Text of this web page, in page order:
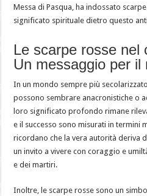
Messa di Pasqua, ha indossato
significato spirituale dietro questo
Le scarpe rosse nel
Un messaggio per il
In un mondo sempre più
possono sembrare anacronistiche o
loro significato profondo rimane
e il successo sono misurati in termini
ricordano che la vera autorità deriva
un invito a vivere con coraggio e
e dei martiri.
Inoltre, le scarpe rosse sono un